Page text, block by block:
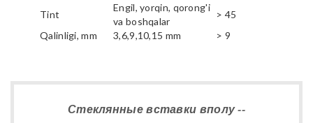
Tint
Engil, yorqin, qorong'i
va boshqalar
> 45
Qalinligi, mm
3,6,9,10,15 mm > 9
Стеклянные вставки вполу --